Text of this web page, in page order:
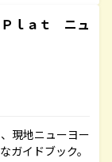
ｌａｔ ニュ
現地ニューヨー
イドブック。